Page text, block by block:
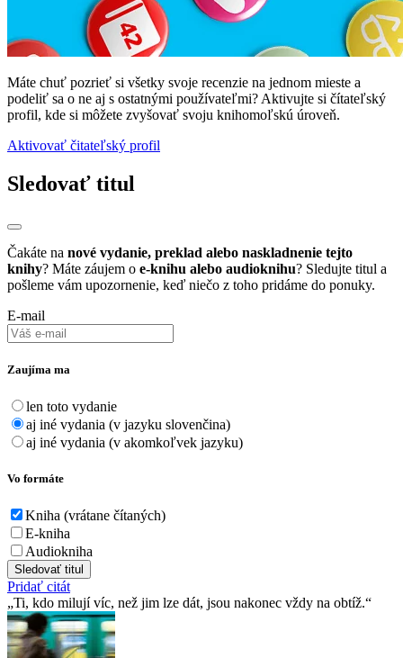
Máte chuť pozrieť si všetky svoje recenzie na jednom mieste a
podeliť sa o ne aj s ostatnými používateľmi? Aktivujte si čítateľský
profil, kde si môžete zvyšovať svoju knihomoľskú úroveň.
Aktivovať čitateľský profil
Sledovať titul
Čakáte na nové vydanie, preklad alebo naskladnenie tejto
knihy? Máte záujem o e-knihu alebo audioknihu? Sledujte titul a
pošleme vám upozornenie, keď niečo z toho pridáme do ponuky.
E-mail
Zaujíma ma
len toto vydanie
aj iné vydania (v jazyku slovenčina)
aj iné vydania (v akomkoľvek jazyku)
Vo formáte
Kniha (vrátane čítaných)
E-kniha
Audiokniha
Sledovať titul
Pridať citát
Ti, kdo milují víc, než jim lze dát, jsou nakonec vždy na obtíž.